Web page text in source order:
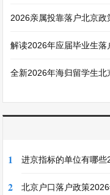
2026亲属投靠落户北京政
解读2026年应届毕业生
全新2026年海归留学生北
1 进京指标的单位有哪
2 北京户口落户政策